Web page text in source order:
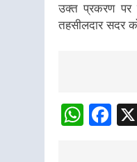
उक्त प्रकरण पर
तहसीलदार सदर